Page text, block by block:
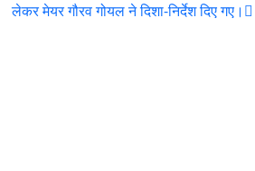
लेकर मेयर गौरव गोयल ने दिशा-निर्देश दिए गए।